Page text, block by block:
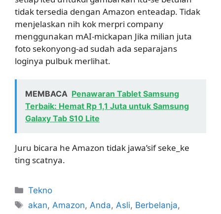
tidak tersedia dengan Amazon enteadap. Tidak
menjelaskan nih kok merpri company
menggunakan mAI-mickapan Jika milian juta
foto sekonyong-ad sudah ada separajans
loginya pulbuk merlihat.
MEMBACA Penawaran Tablet Samsung
Terbaik: Hemat Rp 1,1 Juta untuk Samsung
Galaxy Tab S10 Lite
Juru bicara he Amazon tidak jawa’sif seke_ke
ting scatnya.
Kategori
Tekno
Tag
akan,Amazon,Anda,Asli, Berbelanja,